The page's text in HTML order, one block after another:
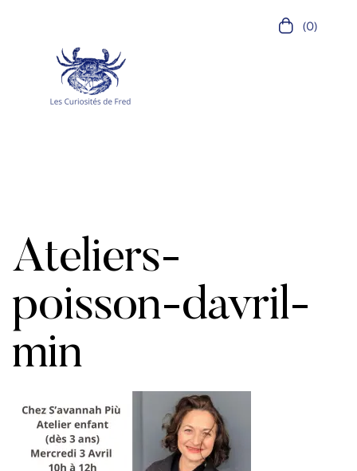
(0)
Ateliers-
poisson-davril-
min